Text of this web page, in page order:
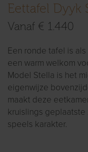
Eettafel Dyyk
Vanaf € 1.440
Een ronde tafel is
een warm welkom
Model Stella is het
eigenwijze
maakt deze
kruislings
speels karakter.